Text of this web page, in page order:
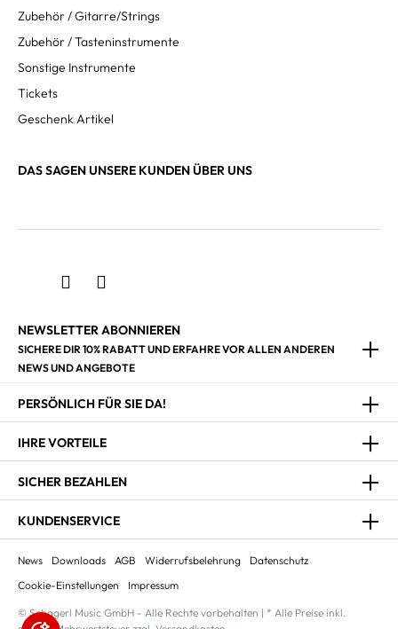
Zubehör / Gitarre/Strings
Zubehör / Tasteninstrumente
Sonstige Instrumente
Tickets
Geschenk Artikel
DAS SAGEN UNSERE KUNDEN ÜBER UNS
NEWSLETTER ABONNIEREN
SICHERE DIR 10% RABATT UND ERFAHRE VOR ALLEN ANDEREN
NEWS UND ANGEBOTE
PERSÖNLICH FÜR SIE DA!
IHRE VORTEILE
SICHER BEZAHLEN
KUNDENSERVICE
News Downloads AGB Widerrufsbelehrung
Datenschutz
Cookie-Einstellungen
Impressum
© Schagerl Music GmbH - Alle Rechte vorbehalten | * Alle Preise inkl.